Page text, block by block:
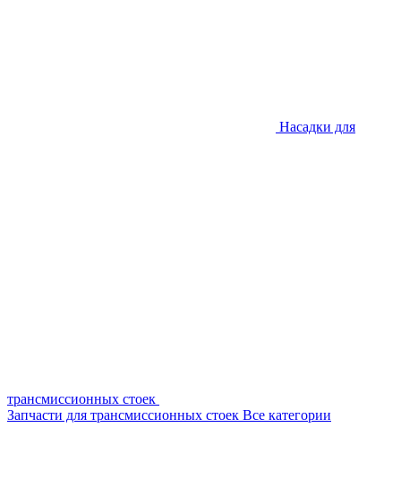
Насадки для
трансмиссионных стоек
Запчасти для трансмиссионных стоек Все категории